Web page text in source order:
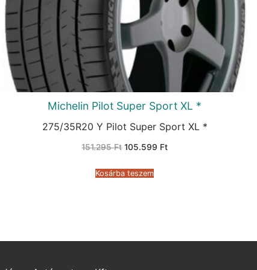
Michelin Pilot Super Sport XL *
275/35R20 Y Pilot Super Sport XL *
151.295Ft Original
price
151.295 Ft.
105.599 FtCurrent
Kosárba teszem